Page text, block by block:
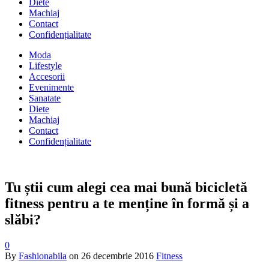
Diete
Machiaj
Contact
Confidențialitate
Moda
Lifestyle
Accesorii
Evenimente
Sanatate
Diete
Machiaj
Contact
Confidențialitate
Tu știi cum alegi cea mai bună bicicletă
fitness pentru a te menține în formă și a
slăbi?
0
By Fashionabila on 26 decembrie 2016 Fitness